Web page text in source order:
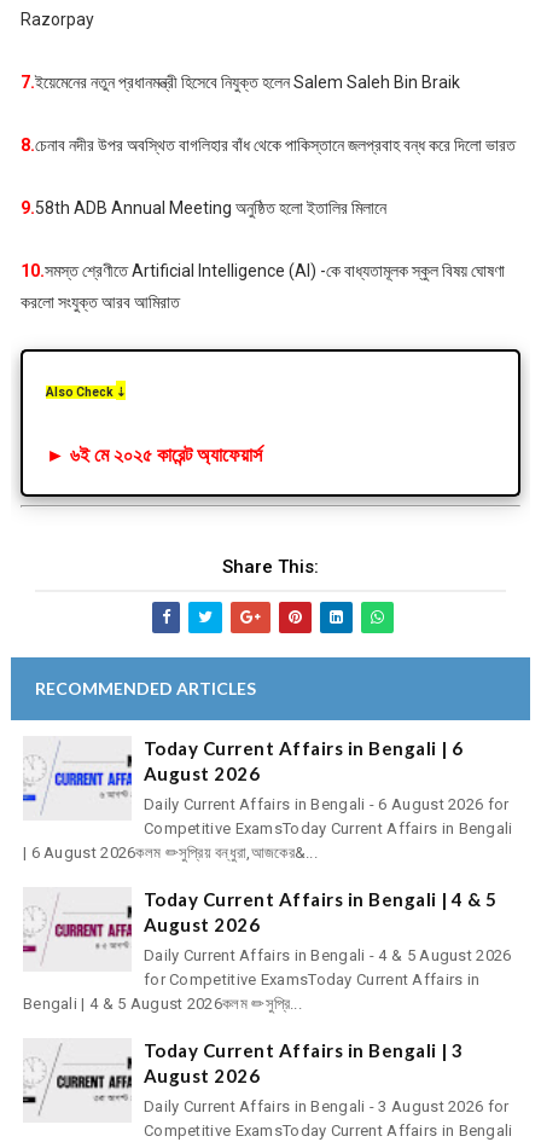
Razorpay
7.ইয়েমেনের নতুন প্রধানমন্ত্রী হিসেবে নিযুক্ত হলেন Salem Saleh Bin Braik
8.চেনাব নদীর উপর অবস্থিত বাগলিহার বাঁধ থেকে পাকিস্তানে জলপ্রবাহ বন্ধ করে দিলো ভারত
9.58th ADB Annual Meeting অনুষ্ঠিত হলো ইতালির মিলানে
10.সমস্ত শ্রেণীতে Artificial Intelligence (AI) -কে বাধ্যতামূলক স্কুল বিষয় ঘোষণা
করলো সংযুক্ত আরব আমিরাত
Also Check ⇣
► ৬ই মে২০২৫ কারেন্ট অ্যাফেয়ার্স
Share This:
RECOMMENDED ARTICLES
Today Current Affairs in Bengali | 6
August 2026
Daily Current Affairs in Bengali - 6 August 2026 for
Competitive ExamsToday Current Affairs in Bengali
| 6 August 2026কলম ✏সুপ্রিয় বন্ধুরা,আজকের&...
Today Current Affairs in Bengali | 4 & 5
August 2026
Daily Current Affairs in Bengali - 4 & 5 August 2026
for Competitive ExamsToday Current Affairs in
Bengali | 4 & 5 August 2026কলম ✏সুপ্রি...
Today Current Affairs in Bengali | 3
August 2026
Daily Current Affairs in Bengali - 3 August 2026 for
Competitive ExamsToday Current Affairs in Bengali